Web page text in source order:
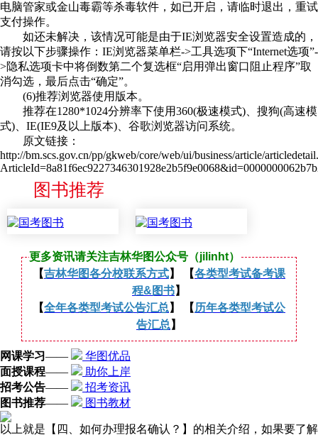
电脑管家或金山毒霸等杀毒软件，如已开启，请临时退出，重试
支付操作。
如还未解决，该情况可能是由于IE浏览器安全设置造成的，
请按以下步骤操作：IE浏览器菜单栏->工具选项下“Internet选项”-
>隐私选项卡中将倒数第二个复选框“启用弹出窗口阻止程序”取
消勾选，最后点击“确定”。
(6)推荐浏览器使用版本。
推荐在1280*1024分辨率下使用360(极速模式)、搜狗(高速模
式)、IE(IE9及以上版本)、谷歌浏览器访问系统。
原文链接：
http://bm.scs.gov.cn/pp/gkweb/core/web/ui/business/article/
图书推荐
更多资讯请关注吉林华图公众号（jilinht）
【吉林华图各分校联系方式】 【各类型考试备考课
程&图书】
【全年各类型考试公告汇总 】 【 历年各类型考试公
告汇总 】
网课学习——
华图优品
面授课程——
助你上岸
招考公告——
招考资讯
图书推荐—— 图书教材
以上就是【四、如何办理报名确认？】的相关介绍，如果要了解